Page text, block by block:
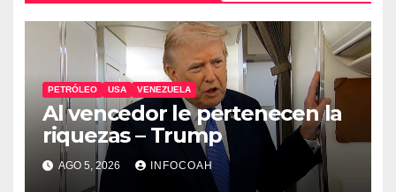
PETRÓLEO USA VENEZUELA
Al vencedor le pertenecen la
riquezas – Trump
AGO 5, 2026 INFOCOAH